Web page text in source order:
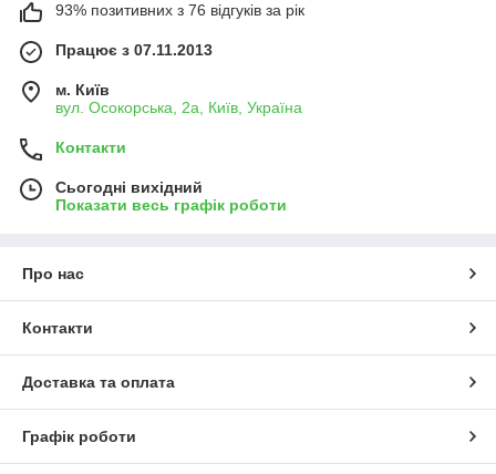
93% позитивних з 76 відгуків за рік
Працює з 07.11.2013
м. Київ
вул. Осокорська, 2а, Київ, Україна
Контакти
Сьогодні вихідний
Показати весь графік роботи
Про нас
Контакти
Доставка та оплата
Графік роботи